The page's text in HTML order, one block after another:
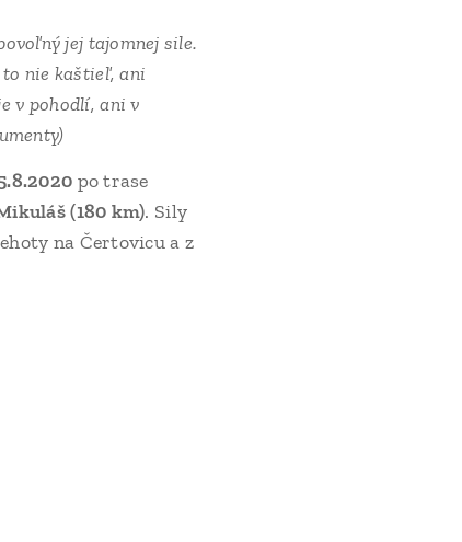
jej tajomnej sile.
to nie kaštieľ, ani
v pohodlí, ani v
po trase
(180 km). Sily
na Čertovicu a z